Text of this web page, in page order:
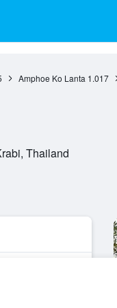
Amphoe Ko Lanta 1.017
Thailand